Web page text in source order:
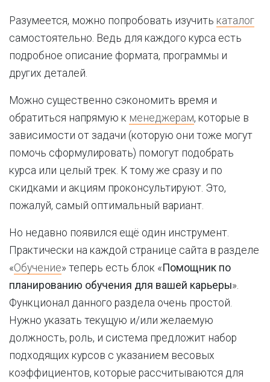
Разумеется, можно попробовать изучить каталог
самостоятельно. Ведь для каждого курса есть
подробное описание формата, программы и
других деталей.
Можно существенно сэкономить время и
обратиться напрямую к менеджерам, которые в
зависимости от задачи (которую они тоже могут
помочь сформулировать) помогут подобрать
курса или целый трек. К тому же сразу и по
скидками и акциям проконсультируют. Это,
пожалуй, самый оптимальный вариант.
Но недавно появился ещё один инструмент.
Практически на каждой странице сайта в разделе
«Обучение» теперь есть блок « Помощник по
планированию обучения для вашей карьеры».
Функционал данного раздела очень простой.
Нужно указать текущую и/или желаемую
должность, роль, и система предложит набор
подходящих курсов с указанием весовых
коэффициентов, которые рассчитываются для